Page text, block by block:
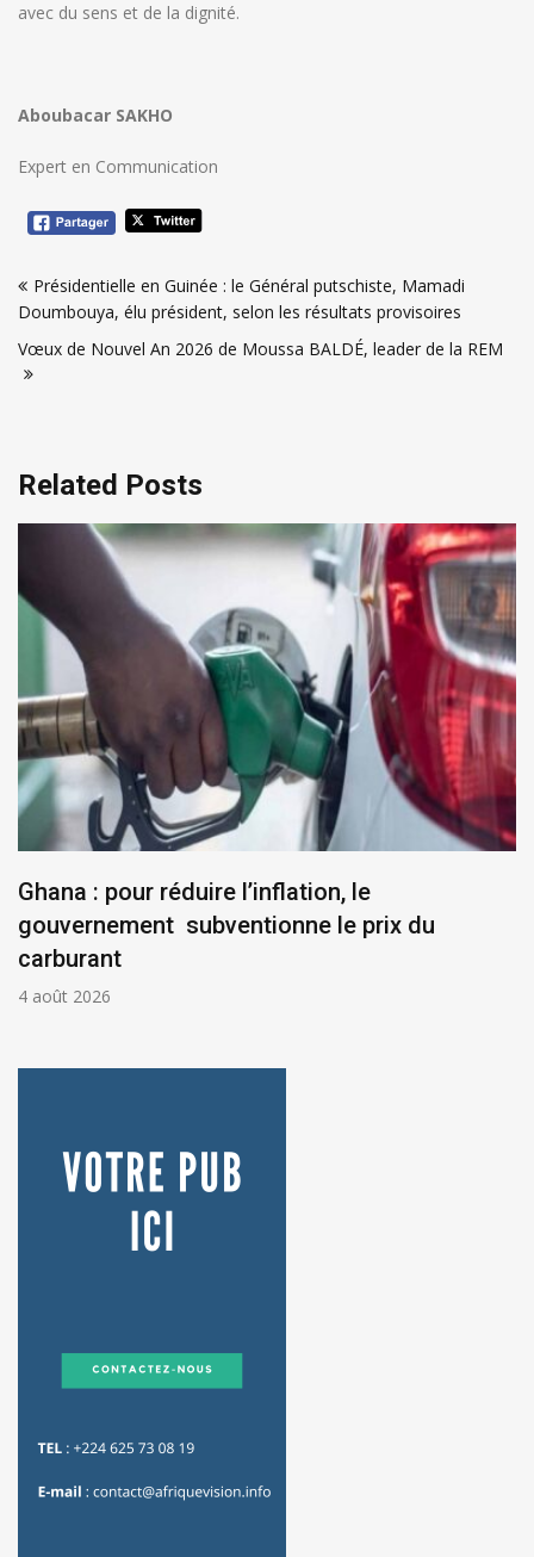
avec du sens et de la dignité.
Aboubacar SAKHO
Expert en Communication
de
l’article
Présidentielle en Guinée : le Général putschiste, Mamadi
Doumbouya, élu président, selon les résultats provisoires
Vœux de Nouvel An 2026 de Moussa BALDÉ, leader de la REM
Related Posts
Ghana : pour réduire l’inflation, le
gouvernement subventionne le prix du
carburant
4 août 2026